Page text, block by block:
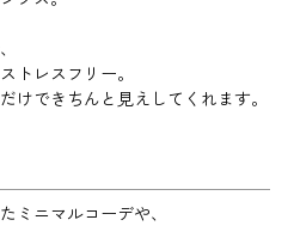
トレスフリー。
けできちんと見えしてくれます。
ミニマルコーデや、